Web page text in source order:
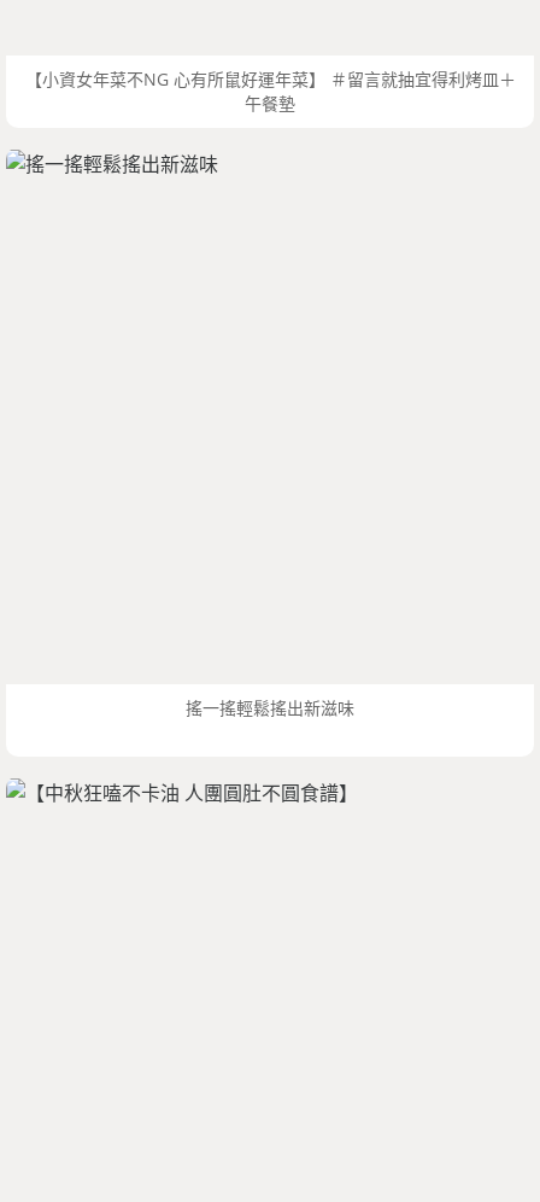
【小資女年菜不NG 心有所鼠好運年菜】 ＃留言就抽宜得利烤皿＋
午餐墊
搖一搖輕鬆搖出新滋味